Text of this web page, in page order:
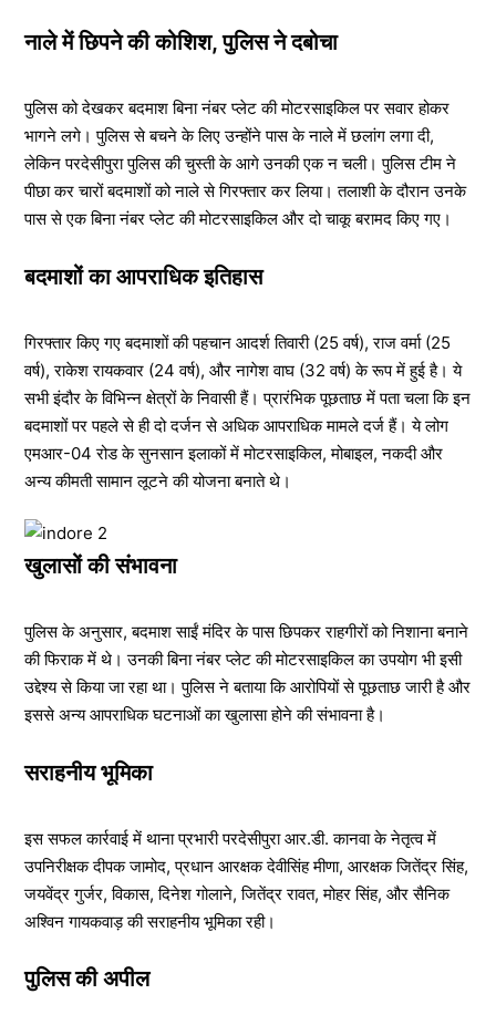
नाले में छिपने की कोशिश, पुलिस ने दबोचा
पुलिस को देखकर बदमाश बिना नंबर प्लेट की मोटरसाइकिल पर सवार होकर
भागने लगे। पुलिस से बचने के लिए उन्होंने पास के नाले में छलांग लगा दी,
लेकिन परदेसीपुरा पुलिस की चुस्ती के आगे उनकी एक न चली। पुलिस टीम ने
पीछा कर चारों बदमाशों को नाले से गिरफ्तार कर लिया। तलाशी के दौरान उनके
पास से एक बिना नंबर प्लेट की मोटरसाइकिल और दो चाकू बरामद किए गए।
बदमाशों का आपराधिक इतिहास
गिरफ्तार किए गए बदमाशों की पहचान आदर्श तिवारी (25 वर्ष), राज वर्मा (25
वर्ष), राकेश रायकवार (24 वर्ष), और नागेश वाघ (32 वर्ष) के रूप में हुई है। ये
सभी इंदौर के विभिन्न क्षेत्रों के निवासी हैं। प्रारंभिक पूछताछ में पता चला कि इन
बदमाशों पर पहले से ही दो दर्जन से अधिक आपराधिक मामले दर्ज हैं। ये लोग
एमआर-04 रोड के सुनसान इलाकों में मोटरसाइकिल, मोबाइल, नकदी और
अन्य कीमती सामान लूटने की योजना बनाते थे।
खुलासों की संभावना
पुलिस के अनुसार, बदमाश साईं मंदिर के पास छिपकर राहगीरों को निशाना बनाने
की फिराक में थे। उनकी बिना नंबर प्लेट की मोटरसाइकिल का उपयोग भी इसी
उद्देश्य से किया जा रहा था। पुलिस ने बताया कि आरोपियों से पूछताछ जारी है और
इससे अन्य आपराधिक घटनाओं का खुलासा होने की संभावना है।
सराहनीय भूमिका
इस सफल कार्रवाई में थाना प्रभारी परदेसीपुरा आर.डी. कानवा के नेतृत्व में
उपनिरीक्षक दीपक जामोद, प्रधान आरक्षक देवीसिंह मीणा, आरक्षक जितेंद्र सिंह,
जयवेंद्र गुर्जर, विकास, दिनेश गोलाने, जितेंद्र रावत, मोहर सिंह, और सैनिक
अश्विन गायकवाड़ की सराहनीय भूमिका रही।
पुलिस की अपील